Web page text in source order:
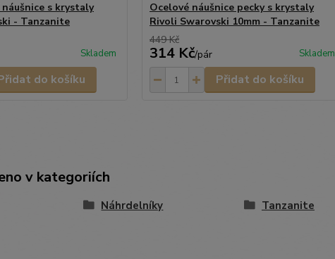
s krystaly
- Tanzanite
Skladem
do košíku
Ocelové náušnice pecky s krystaly
Rivoli Swarovski 10mm - Tanzanite
449 Kč
314 Kč/pár Skladem
Přidat do košíku
v kategoriích
Náhrdelníky Tanzanite